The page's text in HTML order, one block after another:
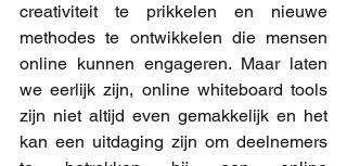
creativiteit te prikkelen en nieuwe
methodes te ontwikkelen die mensen
online kunnen engageren. Maar laten
we eerlijk zijn, online whiteboard tools
zijn niet altijd even gemakkelijk en het
kan een uitdaging zijn om deelnemers